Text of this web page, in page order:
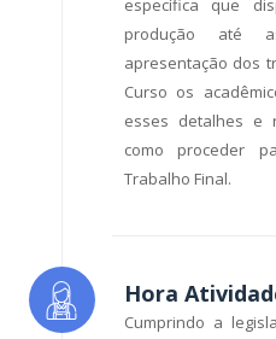
específica que
produção até
apresentação dos
Curso os
esses detalhes e
como proceder
Trabalho Final.
Hora
Cumprindo a